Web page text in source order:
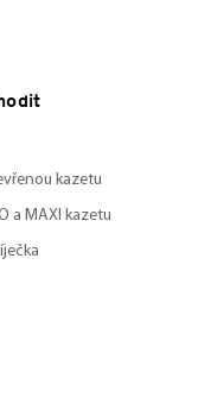
kazetu
a MAXI kazetu